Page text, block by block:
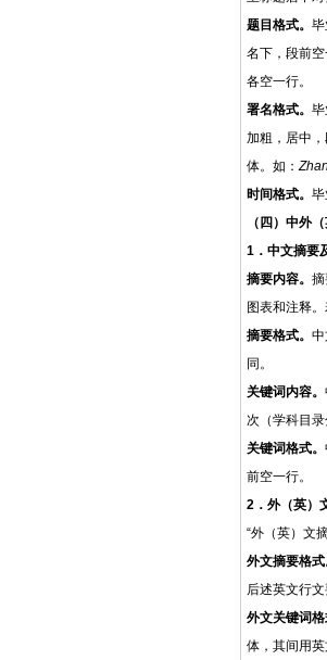
题目格式。
名下，段前
各空一行。
署名格式。
加粗，居中
体。如：
时间格式。
（四）中外
1．中文摘要
摘要内容。
图表和注释
摘要格式。 中
同。
关键词内容。
次（学科目录
关键词格式。
前空一行。
2．外（英）
“外（英）文
外文摘要格式
后述英文行文
外文关键词格
体，其间用英